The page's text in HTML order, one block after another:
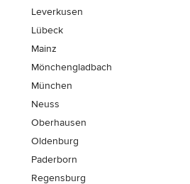
Leverkusen
Lübeck
Mainz
Mönchen­gladbach
München
Neuss
Oberhausen
Oldenburg
Paderborn
Regensburg